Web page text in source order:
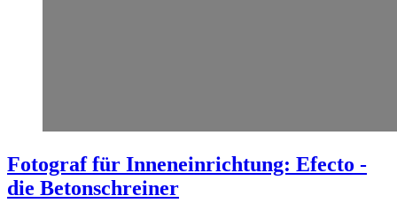
Fotograf für Inneneinrichtung: Efecto -
die Betonschreiner